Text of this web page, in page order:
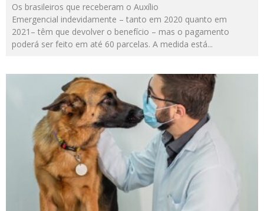
Os brasileiros que receberam o Auxílio
Emergencial indevidamente – tanto em 2020 quanto em
2021– têm que devolver o benefício – mas o pagamento
poderá ser feito em até 60 parcelas. A medida está...